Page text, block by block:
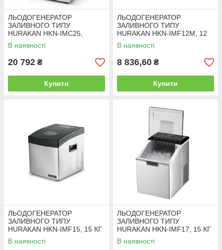
ЛЬОДОГЕНЕРАТОР
ЗАЛИВНОГО ТИПУ
HURAKAN HKN-IMC25,
КУБИК
В наявності
20 792 ₴
Купити
ЛЬОДОГЕНЕРАТОР
ЗАЛИВНОГО ТИПУ
HURAKAN HKN-IMF12M, 12
КГ ПАЛЬЧИК
В наявності
8 836,60 ₴
Купити
ЛЬОДОГЕНЕРАТОР
ЗАЛИВНОГО ТИПУ
HURAKAN HKN-IMF15, 15 КГ
КУБИК
В наявності
ЛЬОДОГЕНЕРАТОР
ЗАЛИВНОГО ТИПУ
HURAKAN HKN-IMF17, 15 КГ
ПАЛЬЧИК
В наявності